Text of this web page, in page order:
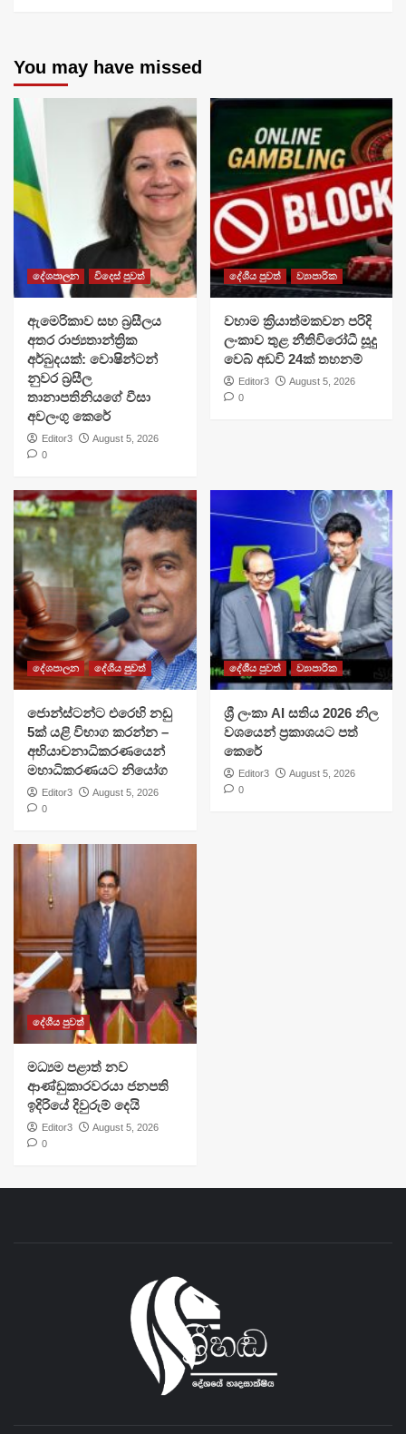
You may have missed
දේශපාලන විදෙස් පුවත්
ඇමෙරිකාව සහ බ්‍රසීලය
අතර රාජ්‍යතාන්ත්‍රික
අර්බුදයක්: වොෂින්ටන්
නුවර බ්‍රසීල
තානාපතිනියගේ වීසා
අවලංගු කෙරේ
Editor3
August 5, 2026
0
දේශීය පුවත් ව්‍යාපාරික
වහාම ක්‍රියාත්මකවන පරිදි
ලංකාව තුළ නීතිවිරෝධී සූදු
වෙබ් අඩවි 24ක් තහනම්
Editor3
August 5, 2026
0
දේශපාලන දේශීය පුවත්
ජොන්ස්ටන්ට එරෙහි නඩු
5ක් යළි විභාග කරන්න –
අභියාචනාධිකරණයෙන්
මහාධිකරණයට නියෝග
Editor3
August 5, 2026
0
දේශීය පුවත් ව්‍යාපාරික
ශ්‍රී ලංකා AI සතිය 2026 නිල
වශයෙන් ප්‍රකාශයට පත්
කෙරේ
Editor3
August 5, 2026
0
දේශීය පුවත්
මධ්‍යම පළාත් නව
ආණ්ඩුකාරවරයා ජනපති
ඉදිරියේ දිවුරුම් දෙයි
Editor3
August 5, 2026
0